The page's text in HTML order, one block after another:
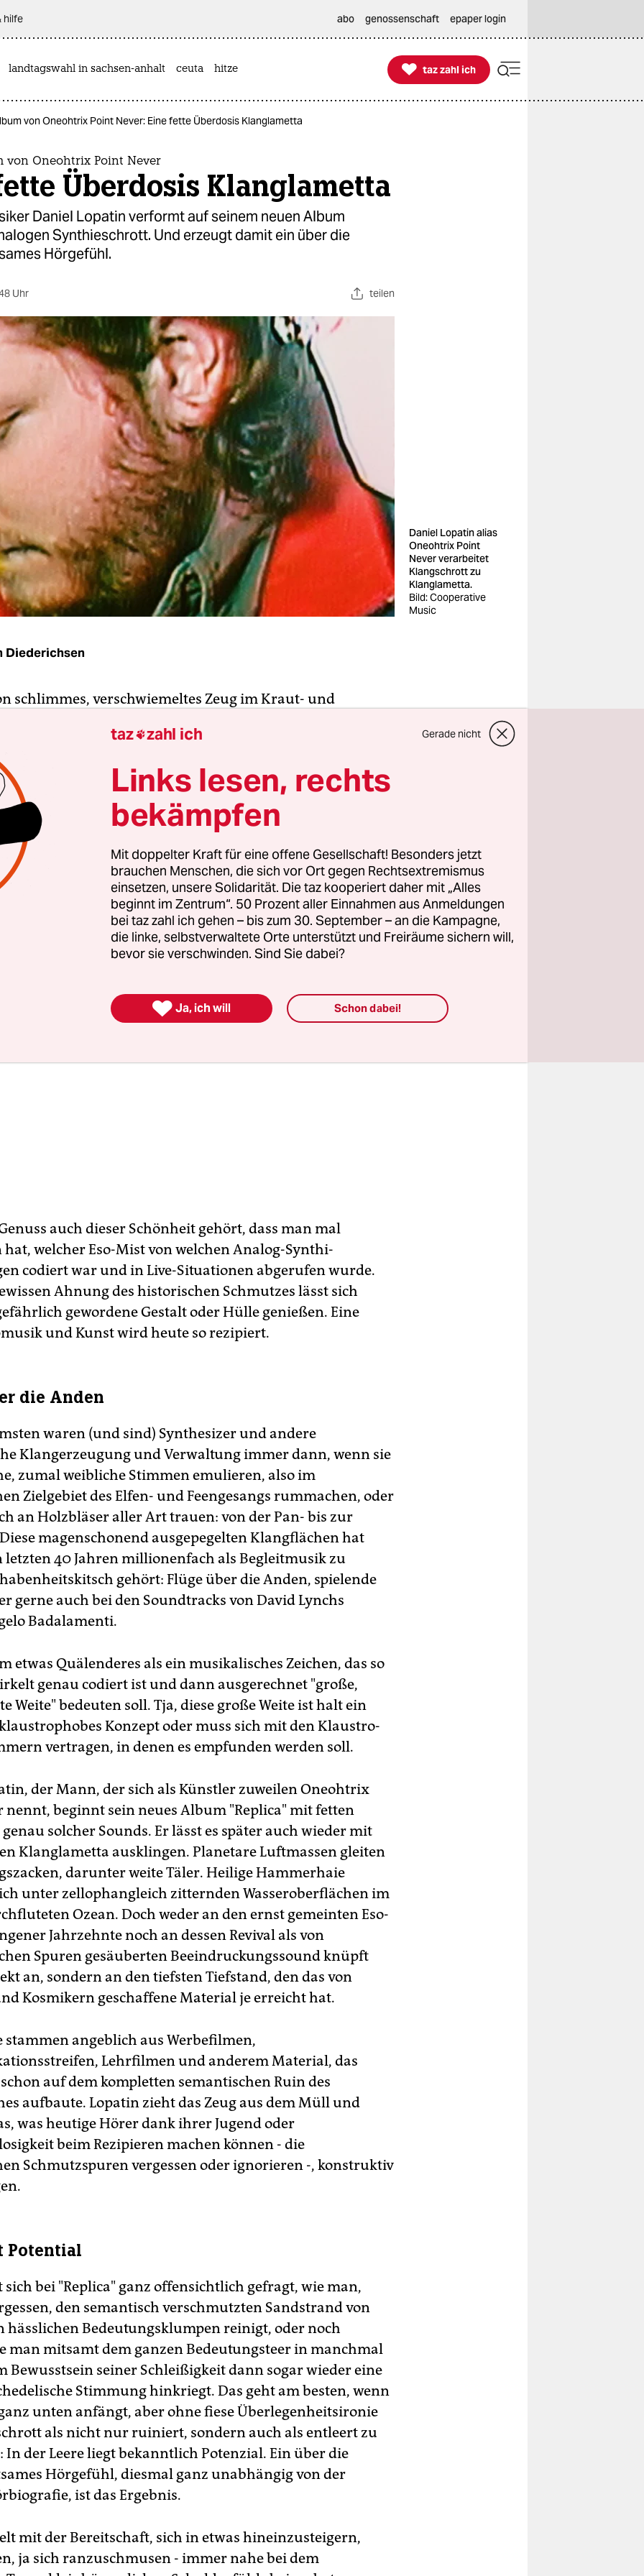
hilfe abo genossenschaft epaper login
landtagswahl in sachsen-anhalt ceuta hitze 
taz zahl ich
taz zahl ich
von Oneohtrix Point Never: Eine fette Überdosis Klanglametta
von Oneohtrix Point Never
Überdosis Klanglametta
Daniel Lopatin verformt auf seinem neuen Album
Synthieschrott. Und erzeugt damit ein über die
Hörgefühl.
Uhr teilen
Daniel Lopatin alias
Oneohtrix Point
Never verarbeitet
Klangschrott zu
Klanglametta.
Bild: Cooperative
Music
Diederichsen
schlimmes, verschwiemeltes Zeug im Kraut- und
Begeisterung für einfach alles zwischen Limbus 4 und
Quam und Popul Vuh kann man sich nur damit
die heutigen Fans das Vokabular nur noch als
aber leere Zeichenpracht wahrnehmen, mit der
kann, was man will.
nicht? Die oft präzise gesetzten kommunikativen Akte
der Popmusik vergangener Tage, die, wenn sie
Kontexte hinter sich lassen und ungültig werden,
die eigentümliche Schönheit der Zeichenruine.
auch dieser Schönheit gehört, dass man mal
welcher Eso-Mist von welchen Analog-Synthi-
codiert war und in Live-Situationen abgerufen wurde.
Ahnung des historischen Schmutzes lässt sich
gewordene Gestalt oder Hülle genießen. Eine
und Kunst wird heute so rezipiert.
die Anden
waren (und sind) Synthesizer und andere
Klangerzeugung und Verwaltung immer dann, wenn sie
zumal weibliche Stimmen emulieren, also im
Zielgebiet des Elfen- und Feengesangs rummachen, oder
an Holzbläser aller Art trauen: von der Pan- bis zur
magenschonend ausgepegelten Klangflächen hat
letzten 40 Jahren millionenfach als Begleitmusik zu
gehört: Flüge über die Anden, spielende
gerne auch bei den Soundtracks von David Lynchs
Badalamenti.
etwas Quälenderes als ein musikalisches Zeichen, das so
genau codiert ist und dann ausgerechnet "große,
Weite" bedeuten soll. Tja, diese große Weite ist halt ein
Konzept oder muss sich mit den Klaustro-
vertragen, in denen es empfunden werden soll.
der Mann, der sich als Künstler zuweilen Oneohtrix
nennt, beginnt sein neues Album "Replica" mit fetten
solcher Sounds. Er lässt es später auch wieder mit
Klanglametta ausklingen. Planetare Luftmassen gleiten
darunter weite Täler. Heilige Hammerhaie
unter zellophangleich zitternden Wasseroberflächen im
Ozean. Doch weder an den ernst gemeinten Eso-
Jahrzehnte noch an dessen Revival als von
Spuren gesäuberten Beeindruckungssound knüpft
an, sondern an den tiefsten Tiefstand, den das von
Kosmikern geschaffene Material je erreicht hat.
stammen angeblich aus Werbefilmen,
Lehrfilmen und anderem Material, das
auf dem kompletten semantischen Ruin des
aufbaute. Lopatin zieht das Zeug aus dem Müll und
was heutige Hörer dank ihrer Jugend oder
beim Rezipieren machen können - die
Schmutzspuren vergessen oder ignorieren -, konstruktiv
Potential
bei "Replica" ganz offensichtlich gefragt, wie man,
den semantisch verschmutzten Sandstrand von
hässlichen Bedeutungsklumpen reinigt, oder noch
man mitsamt dem ganzen Bedeutungsteer in manchmal
Bewusstsein seiner Schleißigkeit dann sogar wieder eine
Stimmung hinkriegt. Das geht am besten, wenn
unten anfängt, aber ohne fiese Überlegenheitsironie
als nicht nur ruiniert, sondern auch als entleert zu
In der Leere liegt bekanntlich Potenzial. Ein über die
Hörgefühl, diesmal ganz unabhängig von der
ist das Ergebnis.
mit der Bereitschaft, sich in etwas hineinzusteigern,
ja sich ranzuschmusen - immer nahe bei dem
taz zahl ich Gerade nicht
Links lesen, rechts
bekämpfen
Mit doppelter Kraft für eine offene Gesellschaft! Besonders jetzt
brauchen Menschen, die sich vor Ort gegen Rechtsextremismus
einsetzen, unsere Solidarität. Die taz kooperiert daher mit „Alles
beginnt im Zentrum“. 50 Prozent aller Einnahmen aus Anmeldungen
bei taz zahl ich gehen – bis zum 30. September – an die Kampagne,
die linke, selbstverwaltete Orte unterstützt und Freiräume sichern will,
bevor sie verschwinden. Sind Sie dabei?
 Ja, ich will Schon dabei!